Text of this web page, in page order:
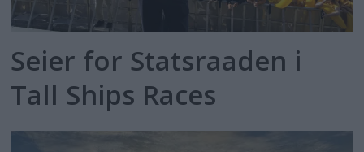
Seier for Statsraaden i
Tall Ships Races